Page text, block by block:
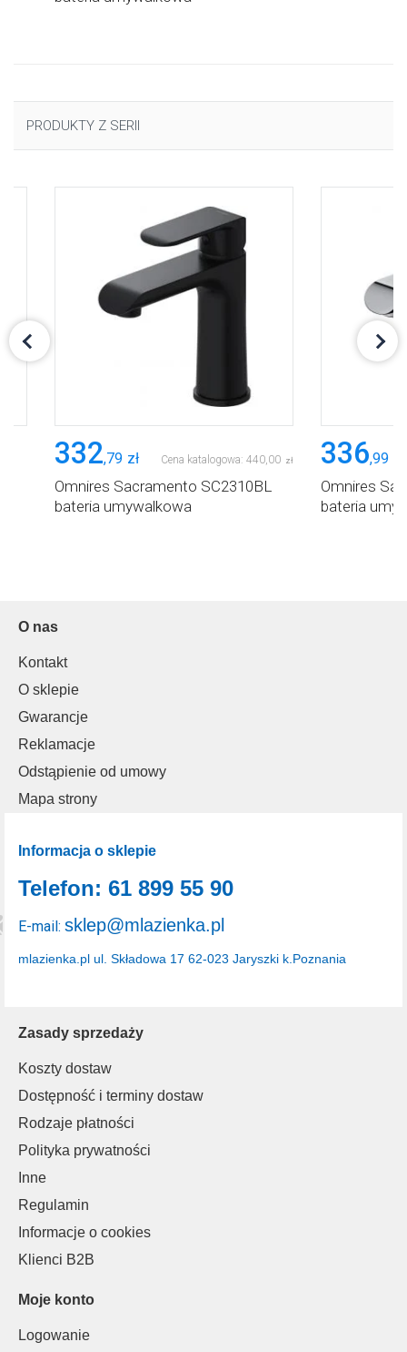
PRODUKTY Z SERII
332,79 zł Cena katalogowa: 440 00 zł
Omnires Sacramento SC2310BL
bateria umywalkowa
336,99
Omnires
bateria
O nas
Kontakt
O sklepie
Gwarancje
Reklamacje
Odstąpienie od umowy
Mapa strony
Zasady sprzedaży
Koszty dostaw
Dostępność i terminy dostaw
Rodzaje płatności
Polityka prywatności
Inne
Regulamin
Informacje o cookies
Klienci B2B
Moje konto
Logowanie
Informacja o sklepie
mlazienka.pl ul. Składowa 17 62-023 Jaryszki k.Poznania
Telefon: 61 899 55 90
E-mail: sklep@mlazienka.pl